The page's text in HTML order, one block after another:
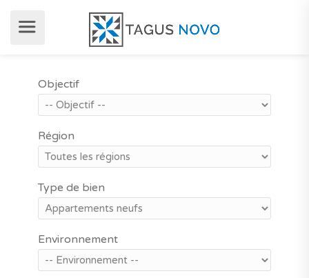
Objectif
Région
Type de bien
Environnement